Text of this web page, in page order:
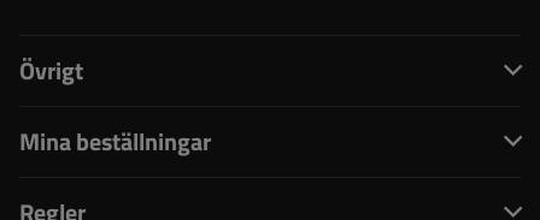
Övrigt
Mina beställningar
Regler